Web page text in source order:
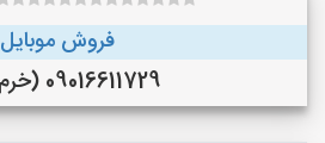
فروش موبایل
09016611729 (خرم‌آباد )